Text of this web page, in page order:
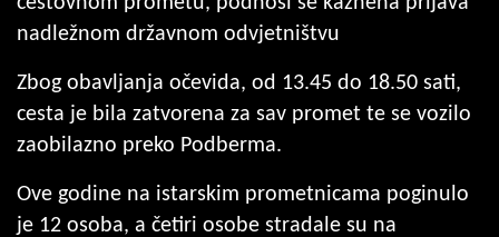
nadležnom državnom odvjetništvu
Zbog obavljanja očevida, od 13.45 do 18.50 sati,
cesta je bila zatvorena za sav promet te se vozilo
zaobilazno preko Podberma.
Ove godine na istarskim prometnicama poginulo
je 12 osoba, a četiri osobe stradale su na